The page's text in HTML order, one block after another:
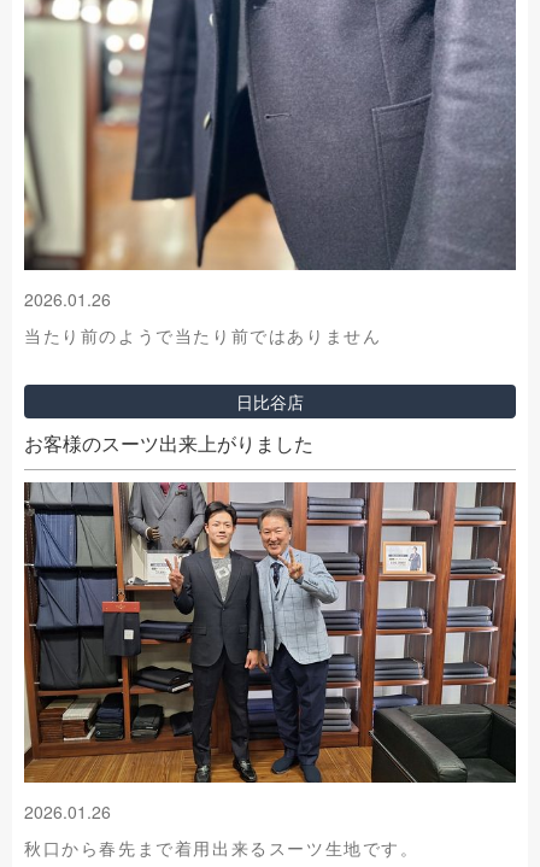
2026.01.26
当たり前のようで当たり前ではありません
日比谷店
お客様のスーツ出来上がりました
2026.01.26
秋口から春先まで着用出来るスーツ生地です。